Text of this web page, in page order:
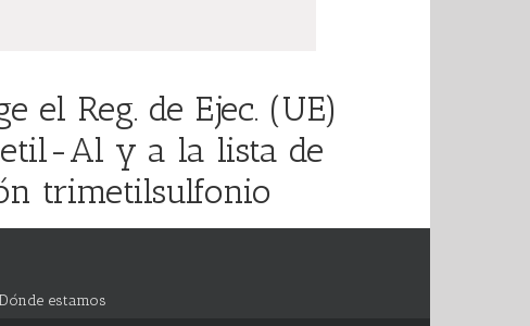
el Reg. de Ejec. (UE)
Al y a la lista de
trimetilsulfonio
Dónde estamos